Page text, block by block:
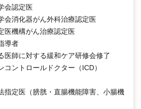
会認定医
会消化器がん外科治療認定医
医機構がん治療認定医
導者
医師に対する緩和ケア研修会修了
コントロールドクター（ICD）
指定医（膀胱・直腸機能障害、小腸機